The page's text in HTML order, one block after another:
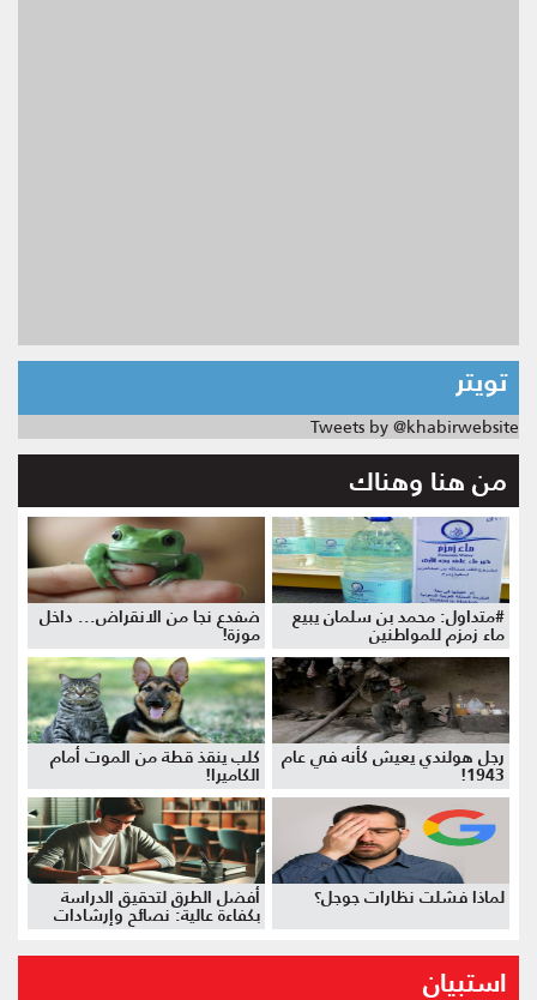
تويتر
Tweets by @khabirwebsite
من هنا وهناك
#متداول: محمد بن سلمان يبيع
ماء زمزم للمواطنين
ضفدع نجا من الانقراض... داخل
موزة!
رجل هولندي يعيش كأنه في عام
1943!
كلب ينقذ قطة من الموت أمام
الكاميرا!
لماذا فشلت نظارات جوجل؟ أفضل الطرق لتحقيق الدراسة
بكفاءة عالية: نصائح وإرشادات
استبيان